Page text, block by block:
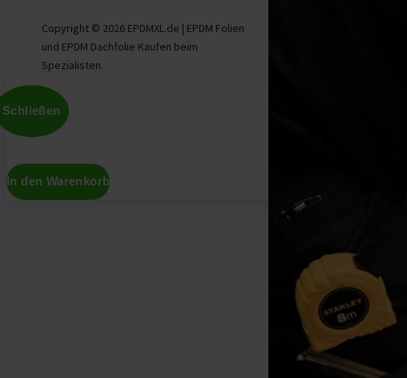
Copyright © 2026 EPDMXL.de | EPDM Folien
und EPDM Dachfolie Kaufen beim
Spezialisten.
Schließen
In den Warenkorb